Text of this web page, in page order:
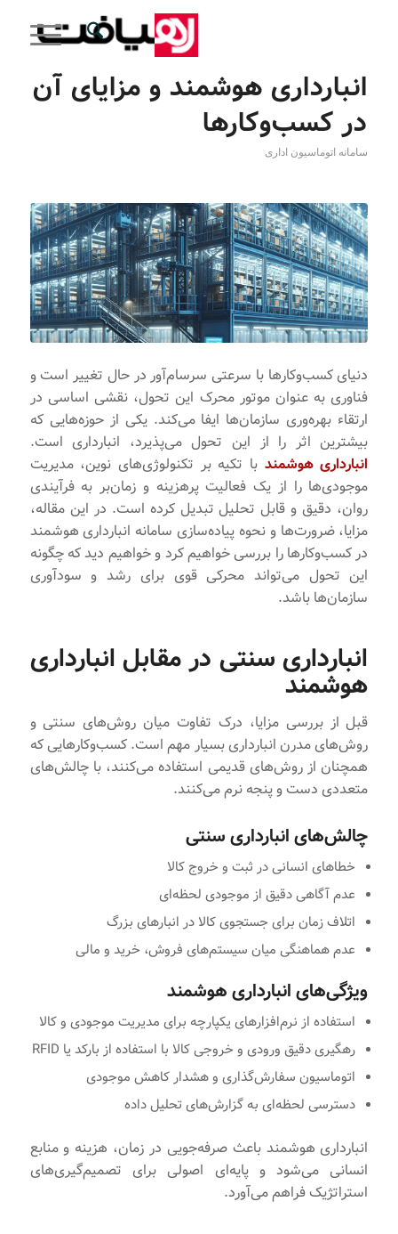
انبارداری هوشمند و مزایای آن
در کسب‌وکارها
سامانه اتوماسیون اداری
دنیای کسب‌وکارها با سرعتی سرسام‌آور در حال تغییر است و
فناوری به عنوان موتور محرک این تحول، نقشی اساسی در
ارتقاء بهره‌وری سازمان‌ها ایفا می‌کند. یکی از حوزه‌هایی که
بیشترین اثر را از این تحول می‌پذیرد، انبارداری است.
انبارداری هوشمند با تکیه بر تکنولوژی‌های نوین، مدیریت
موجودی‌ها را از یک فعالیت پر‌هزینه و زمان‌بر به فرآیندی
روان، دقیق و قابل تحلیل تبدیل کرده است. در این مقاله،
مزایا، ضرورت‌ها و نحوه پیاده‌سازی سامانه انبارداری هوشمند
در کسب‌وکارها را بررسی خواهیم کرد و خواهیم دید که چگونه
این تحول می‌تواند محرکی قوی برای رشد و سودآوری
سازمان‌ها باشد.
انبارداری سنتی در مقابل انبارداری
هوشمند
قبل از بررسی مزایا، درک تفاوت میان روش‌های سنتی و
روش‌های مدرن انبارداری بسیار مهم است. کسب‌وکارهایی که
همچنان از روش‌های قدیمی استفاده می‌کنند، با چالش‌های
متعددی دست و پنجه نرم می‌کنند.
چالش‌های انبارداری سنتی
خطاهای انسانی در ثبت و خروج کالا
عدم آگاهی دقیق از موجودی لحظه‌ای
اتلاف زمان برای جستجوی کالا در انبارهای بزرگ
عدم هماهنگی میان سیستم‌های فروش، خرید و مالی
ویژگی‌های انبارداری هوشمند
استفاده از نرم‌افزارهای یکپارچه برای مدیریت موجودی و کالا
رهگیری دقیق ورودی و خروجی کالا با استفاده از بارکد یا RFID
اتوماسیون سفارش‌گذاری و هشدار کاهش موجودی
دسترسی لحظه‌ای به گزارش‌های تحلیل داده
انبارداری هوشمند باعث صرفه‌جویی در زمان، هزینه و منابع
انسانی می‌شود و پایه‌ای اصولی برای تصمیم‌گیری‌های
استراتژیک فراهم می‌آورد.